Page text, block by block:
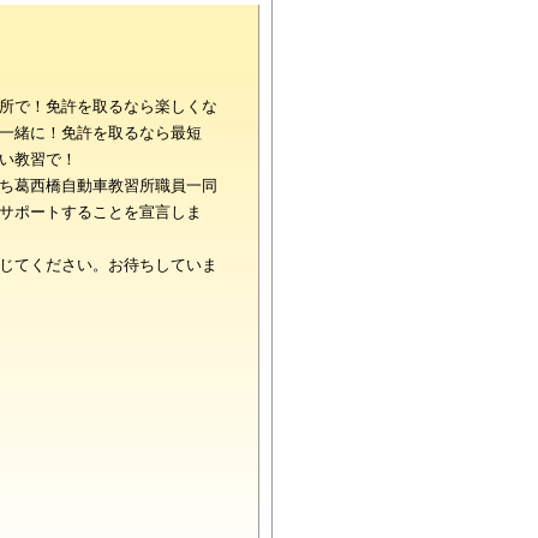
で！免許を取るなら楽しくな
緒に！免許を取るなら最短
教習で！
葛西橋自動車教習所職員一同
ポートすることを宣言しま
てください。お待ちしていま